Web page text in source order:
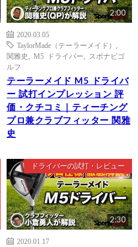
2:00
2020.03.05
TaylorMade（テーラーメイド）
関雅史
M5 ドライバー
スポナビゴ
ルフ
テーラーメイド M5 ドライバ
ー 試打インプレッション 評
価・クチコミ｜ティーチング
プロ兼クラブフィッター 関雅
史
ドライバーの試打・レビュー
2:30
2020.01.17